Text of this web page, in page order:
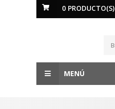
0 PRODUCTO(S)
MENÚ